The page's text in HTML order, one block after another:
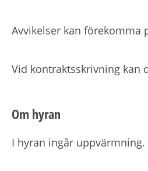
Avvikelser kan förekomma
Vid kontraktsskrivning kan
Om hyran
I hyran ingår uppvärmning.